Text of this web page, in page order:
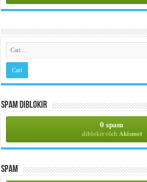
Spam Diblokir
0 spam
diblokir oleh Akismet
Spam